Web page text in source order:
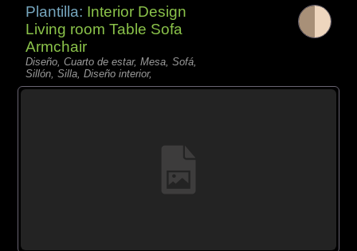
Plantilla: Interior Design
Living room Table Sofa
Armchair
Diseño, Cuarto de estar, Mesa, Sofá,
Sillón, Silla, Diseño interior,